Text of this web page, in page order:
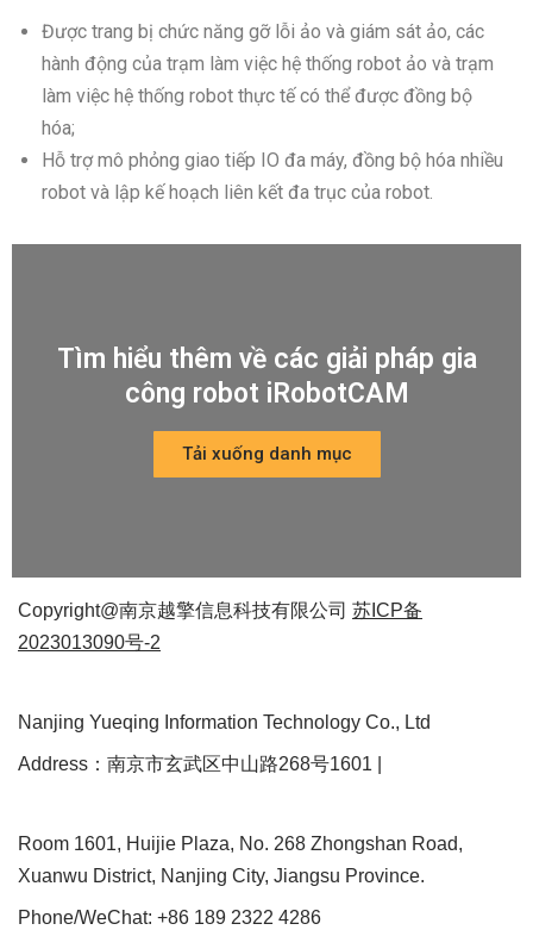
Được trang bị chức năng gỡ lỗi ảo và giám sát ảo, các
hành động của trạm làm việc hệ thống robot ảo và trạm
làm việc hệ thống robot thực tế có thể được đồng bộ
hóa;
Hỗ trợ mô phỏng giao tiếp IO đa máy, đồng bộ hóa nhiều
robot và lập kế hoạch liên kết đa trục của robot.
Tìm hiểu thêm về các giải pháp gia
công robot iRobotCAM
Tải xuống danh mục
Copyright@南京越擎信息科技有限公司 苏ICP备
2023013090号-2
Nanjing Yueqing Information Technology Co., Ltd
Address：南京市玄武区中山路268号1601 |
Room 1601, Huijie Plaza, No. 268 Zhongshan Road,
Xuanwu District, Nanjing City, Jiangsu Province.
Phone/WeChat: +86 189 2322 4286